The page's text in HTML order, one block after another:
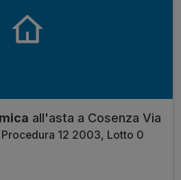
all'asta a Cosenza Via
Procedura 12 2003, Lotto 0